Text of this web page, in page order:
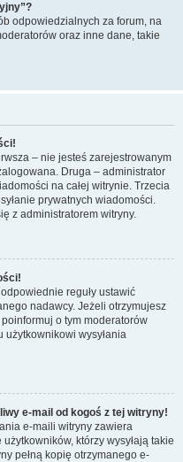
odpowiedzialnych za forum, na
oraz inne dane, takie
– nie jesteś zarejestrowanym
Druga – administrator
na całej witrynie. Trzecia
prywatnych wiadomości.
z administratorem witryny.
reguły ustawić
nadawcy. Jeżeli otrzymujesz
o tym moderatorów
użytkownikowi wysyłania
e-mail od kogoś z tej witryny!
e-maili witryny zawiera
którzy wysyłają takie
pełną kopię otrzymanego e-